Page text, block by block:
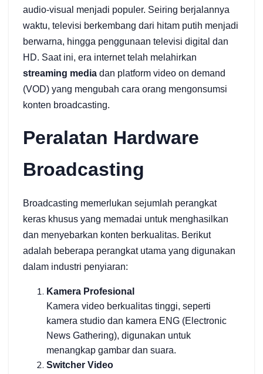
audio-visual menjadi populer. Seiring berjalannya
waktu, televisi berkembang dari hitam putih menjadi
berwarna, hingga penggunaan televisi digital dan
HD. Saat ini, era internet telah melahirkan
streaming media dan platform video on demand
(VOD) yang mengubah cara orang mengonsumsi
konten broadcasting.
Peralatan Hardware
Broadcasting
Broadcasting memerlukan sejumlah perangkat
keras khusus yang memadai untuk menghasilkan
dan menyebarkan konten berkualitas. Berikut
adalah beberapa perangkat utama yang digunakan
dalam industri penyiaran:
Kamera Profesional
Kamera video berkualitas tinggi, seperti
kamera studio dan kamera ENG (Electronic
News Gathering), digunakan untuk
menangkap gambar dan suara.
Switcher Video